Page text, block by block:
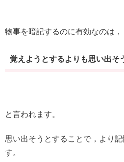
物事を暗記するのに有効なのは，
覚えようとするよりも思い出そ
と言われます。
思い出そうとすることで，より
す。